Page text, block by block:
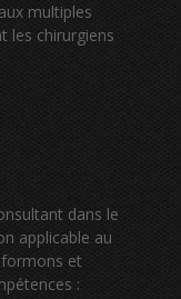
multiples
les chirurgiens
dans le
applicable au
et
: